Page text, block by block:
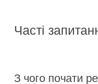
Часті
З чого почати